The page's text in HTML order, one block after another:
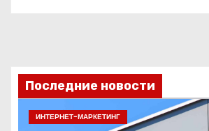
Последние новости
ИНТЕРНЕТ-МАРКЕТИНГ